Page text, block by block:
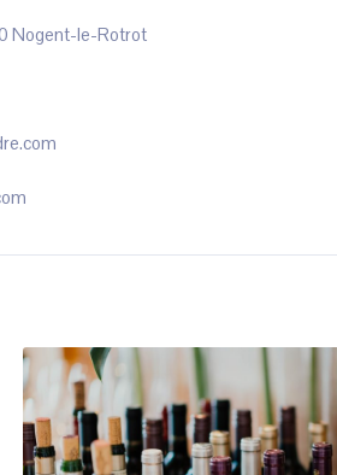
Nogent-le-Rotrot